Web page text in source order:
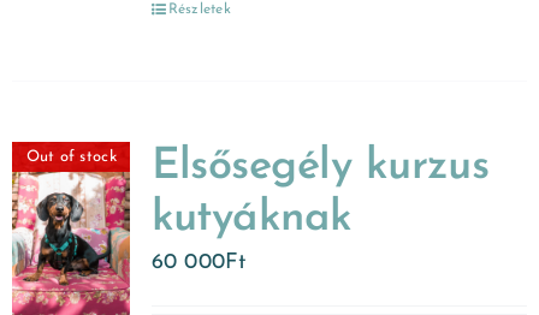
Részletek
Out of stock
Elsősegély kurzus
kutyáknak
60 000Ft